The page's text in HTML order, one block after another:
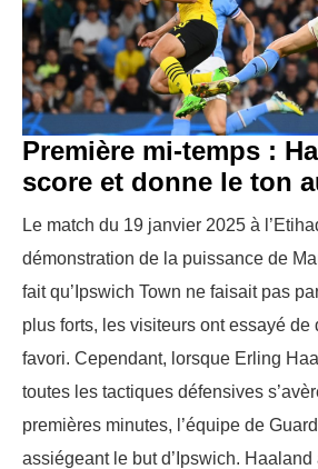
Première mi-temps :
score et donne le ton
Le match du 19 janvier 2025 à
démonstration de la puissance de
fait qu’Ipswich Town ne faisait pas
plus forts, les visiteurs ont essayé
favori. Cependant, lorsque Erling
toutes les tactiques défensives
premières minutes, l’équipe de
assiégeant le but d’Ipswich.